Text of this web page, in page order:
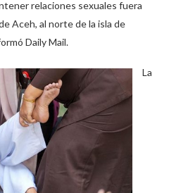
relaciones sexuales fuera
Aceh, al norte de la isla de
Daily Mail.
La